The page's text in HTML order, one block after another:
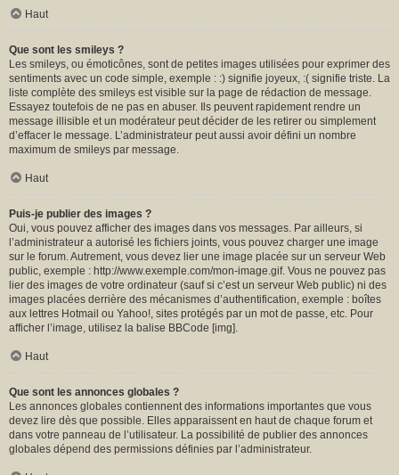
Haut
Que sont les smileys ?
Les smileys, ou émoticônes, sont de petites images utilisées pour exprimer des
sentiments avec un code simple, exemple : :) signifie joyeux, :( signifie triste. La
liste complète des smileys est visible sur la page de rédaction de message.
Essayez toutefois de ne pas en abuser. Ils peuvent rapidement rendre un
message illisible et un modérateur peut décider de les retirer ou simplement
d’effacer le message. L’administrateur peut aussi avoir défini un nombre
maximum de smileys par message.
Haut
Puis-je publier des images ?
Oui, vous pouvez afficher des images dans vos messages. Par ailleurs, si
l’administrateur a autorisé les fichiers joints, vous pouvez charger une image
sur le forum. Autrement, vous devez lier une image placée sur un serveur Web
public, exemple : http://www.exemple.com/mon-image.gif. Vous ne pouvez pas
lier des images de votre ordinateur (sauf si c’est un serveur Web public) ni des
images placées derrière des mécanismes d’authentification, exemple : boîtes
aux lettres Hotmail ou Yahoo!, sites protégés par un mot de passe, etc. Pour
afficher l’image, utilisez la balise BBCode [img].
Haut
Que sont les annonces globales ?
Les annonces globales contiennent des informations importantes que vous
devez lire dès que possible. Elles apparaissent en haut de chaque forum et
dans votre panneau de l’utilisateur. La possibilité de publier des annonces
globales dépend des permissions définies par l’administrateur.